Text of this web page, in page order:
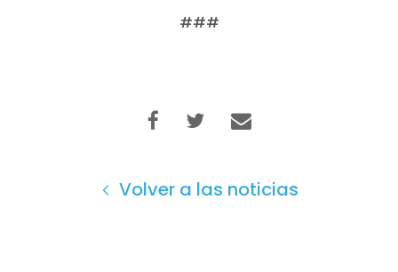
###
Volver a las noticias